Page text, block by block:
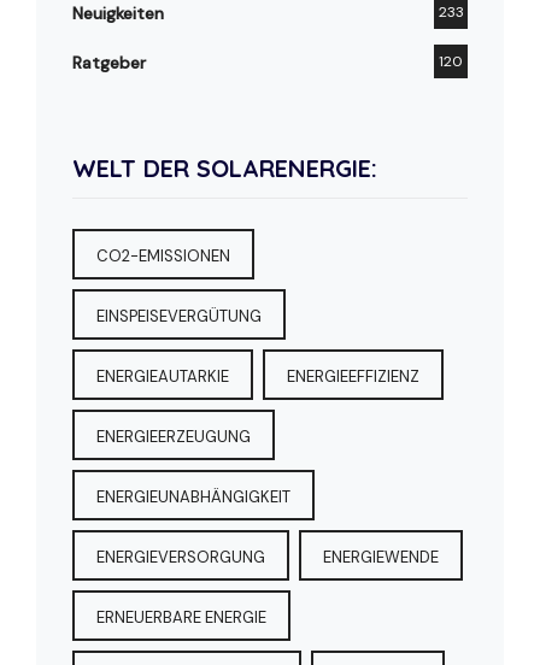
Neuigkeiten 233
Ratgeber 120
WELT DER SOLARENERGIE:
CO2-EMISSIONEN
EINSPEISEVERGÜTUNG
ENERGIEAUTARKIE ENERGIEEFFIZIENZ
ENERGIEERZEUGUNG
ENERGIEUNABHÄNGIGKEIT
ENERGIEVERSORGUNG ENERGIEWENDE
ERNEUERBARE ENERGIE